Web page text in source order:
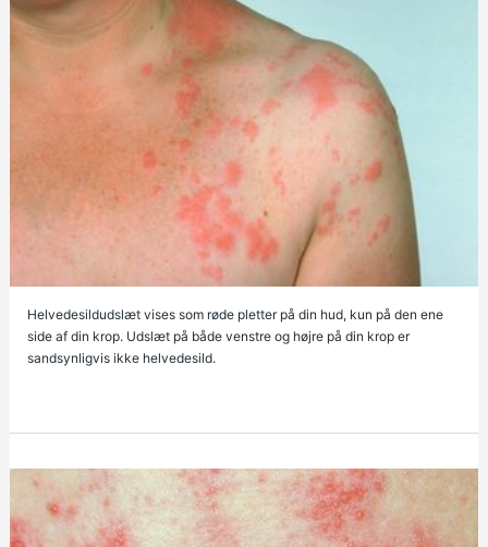
Helvedesildudslæt vises som røde pletter på din hud, kun på den ene
side af din krop. Udslæt på både venstre og højre på din krop er
sandsynligvis ikke helvedesild.